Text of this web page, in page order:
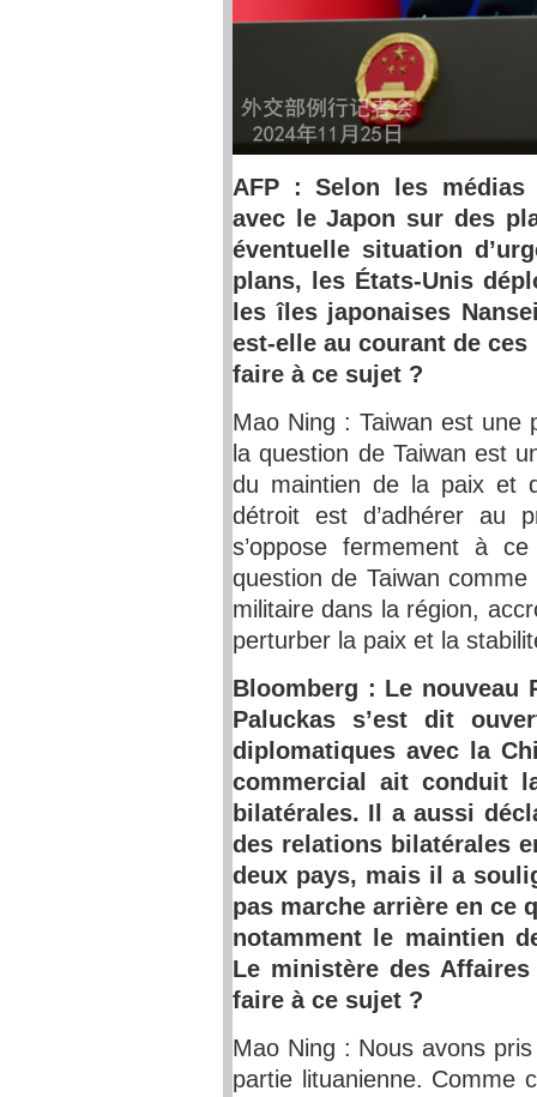
AFP : Selon les médias
avec le Japon sur des
éventuelle situation
plans, les États-Unis
les îles japonaises
est-elle au courant de
faire à ce sujet ?
Mao Ning : Taiwan est une
la question de Taiwan est
du maintien de la paix et
détroit est d’adhérer au
s’oppose fermement à
question de Taiwan
militaire dans la région,
perturber la paix et la
Bloomberg : Le nouveau
Paluckas s’est dit
diplomatiques avec la
commercial ait conduit
bilatérales. Il a aussi
des relations bilatérales
deux pays, mais il a
pas marche arrière en ce
notamment le maintien
Le ministère des
faire à ce sujet ?
Mao Ning : Nous avons
partie lituanienne. Comme